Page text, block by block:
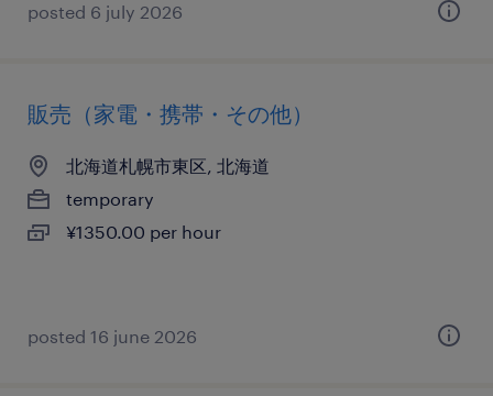
posted 6 july 2026
販売（家電・携帯・その他）
北海道札幌市東区, 北海道
temporary
¥1350.00 per hour
posted 16 june 2026